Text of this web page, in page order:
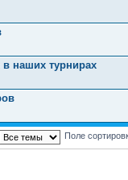
наших турнирах
Поле